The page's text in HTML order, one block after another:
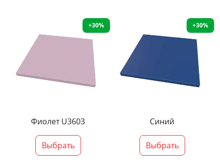
+30%
Фиолет U3603
Выбрать
+30%
Синий
Выбрать